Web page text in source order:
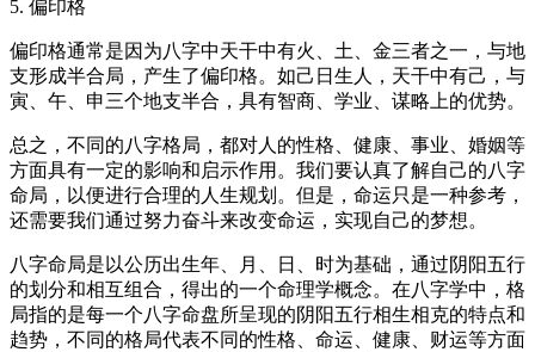
5. 偏印格
偏印格通常是因为八字中天干中有火、土、金三者之一，与地
支形成半合局，产生了偏印格。如己日生人，天干中有己，与
寅、午、申三个地支半合，具有智商、学业、谋略上的优势。
总之，不同的八字格局，都对人的性格、健康、事业、婚姻等
方面具有一定的影响和启示作用。我们要认真了解自己的八字
命局，以便进行合理的人生规划。但是，命运只是一种参考，
还需要我们通过努力奋斗来改变命运，实现自己的梦想。
八字命局是以公历出生年、月、日、时为基础，通过阴阳五行
的划分和相互组合，得出的一个命理学概念。在八字学中，格
局指的是每一个八字命盘所呈现的阴阳五行相生相克的特点和
趋势，不同的格局代表不同的性格、命运、健康、财运等方面